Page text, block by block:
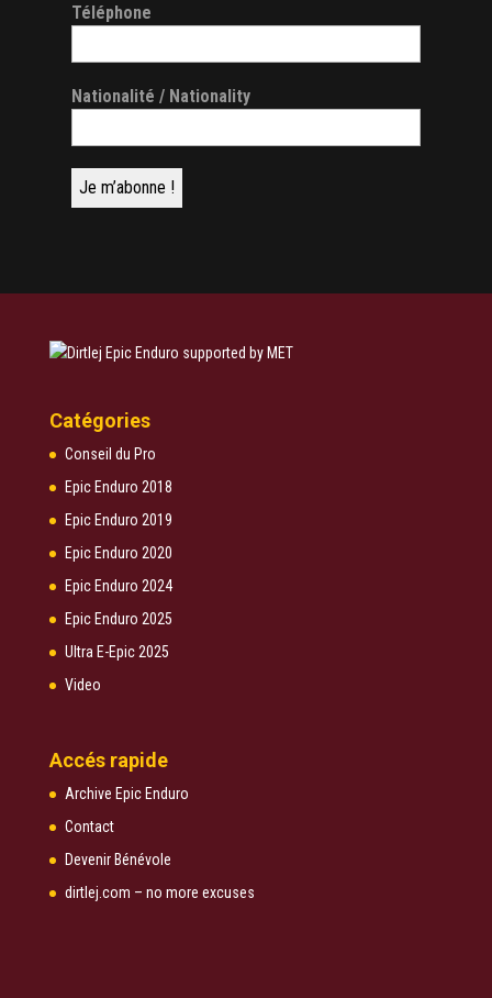
Téléphone
Nationalité / Nationality
Catégories
Conseil du Pro
Epic Enduro 2018
Epic Enduro 2019
Epic Enduro 2020
Epic Enduro 2024
Epic Enduro 2025
Ultra E-Epic 2025
Video
Accés rapide
Archive Epic Enduro
Contact
Devenir Bénévole
dirtlej.com – no more excuses